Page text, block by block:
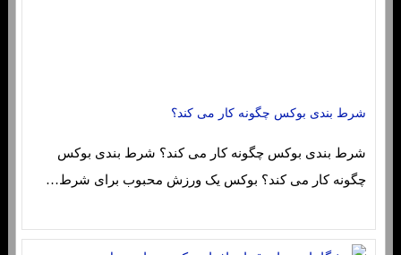
شرط بندی بوکس چگونه کار می کند؟
شرط بندی بوکس چگونه کار می کند؟ شرط بندی بوکس
چگونه کار می کند؟ بوکس یک ورزش محبوب برای شرط…